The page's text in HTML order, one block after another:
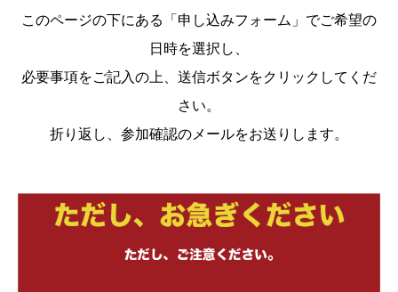
このページの下にある「申し込みフォーム」でご希望の
日時を選択し、
必要事項をご記入の上、送信ボタンをクリックしてくだ
さい。
折り返し、参加確認のメールをお送りします。